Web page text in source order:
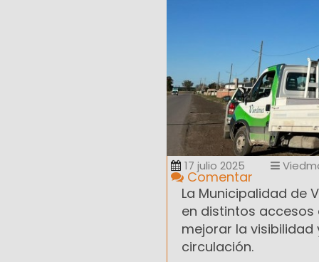
17 julio 2025
Comentar
La Municipalidad de
en distintos
mejorar la
circulación.